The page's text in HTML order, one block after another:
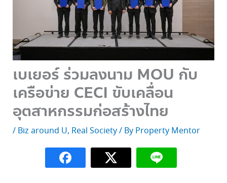
เบเยอร์ ร่วมลงนาม MOU กับ
เครือข่าย CECI ขับเคลื่อน
อุตสาหกรรมก่อสร้างไทย
/ Biz around U, Real Society/ By Property Mentor